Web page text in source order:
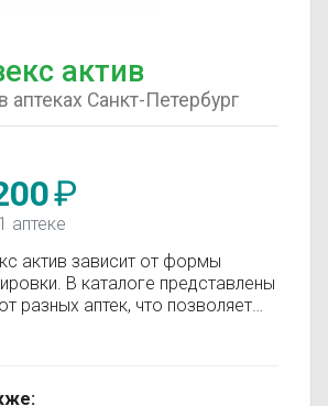
актив
аптеках Санкт-Петербург
₽
аптеке
актив зависит от формы
В каталоге представлены
разных аптек, что позволяет
купить Мовекс актив по
данные.